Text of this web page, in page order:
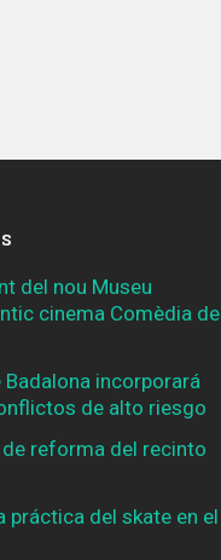
del nou Museu
cinema Comèdia de
Badalona incorporará
de alto riesgo
reforma del recinto
práctica del skate en el